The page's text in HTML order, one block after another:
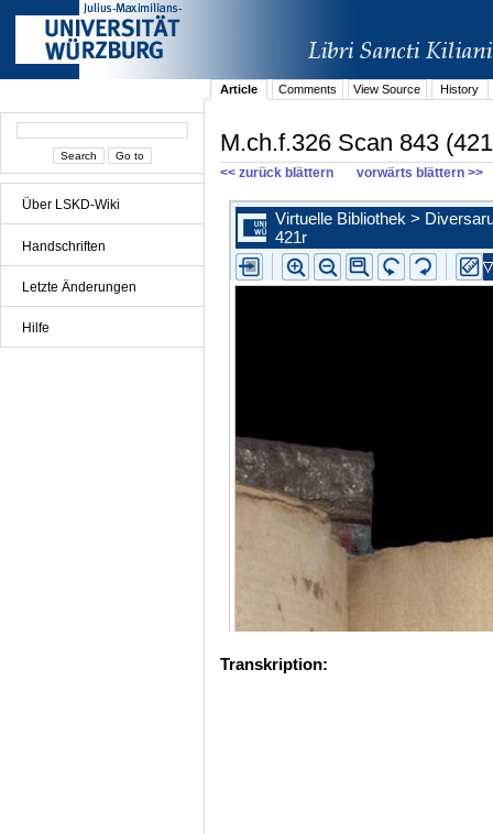
Über LSKD-Wiki
Handschriften
Letzte Änderungen
Hilfe
Article Comments View Source History
M.ch.f.326 Scan 843
<< zurück blättern vorwärts blättern >>
Transkription: